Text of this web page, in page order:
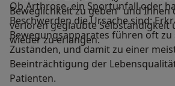
Beweglichkeit zu geben“ und Ihnen
verloren geglaubte Selbständigkeit
wieder zu erlangen.
Ob Arthrose, ein Sportunfall oder
Beschwerden die Ursache sind:
Bewegungsapparates führen oft
Zuständen, und damit zu einer
Beeinträchtigung der
Patienten.